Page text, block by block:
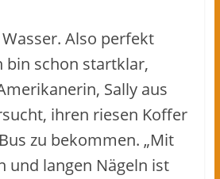
Also perfekt
bin schon startklar,
Sally aus
ihren riesen Koffer
zu bekommen. „Mit
und langen Nägeln ist